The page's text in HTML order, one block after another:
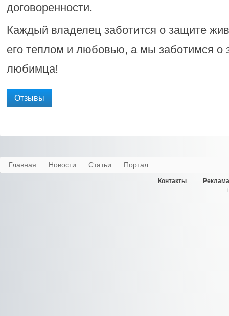
договоренности.
Каждый владелец заботится о защите
его теплом и любовью, а мы заботимся о
любимца!
Отзывы
Главная Новости Статьи Портал
Контакты